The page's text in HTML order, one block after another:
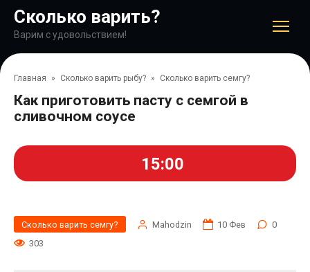
контенту
Сколько варить?
Варим с удовольствием!
Главная » Сколько варить рыбу? » Сколько варить семгу?
Как приготовить пасту с семгой в
сливочном соусе
15:00
Сколько варить семгу? Mahodzin 10 Фев
0
303